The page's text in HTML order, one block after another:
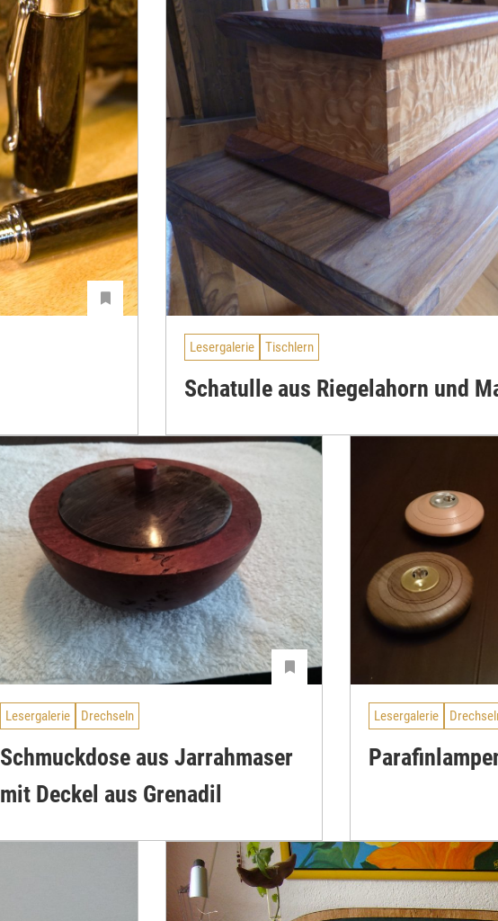
Lesergalerie Tischlern
Schatulle aus Riegelahorn und
Lesergalerie Drechseln
Schmuckdose aus Jarrahmaser
mit Deckel aus Grenadil
Lesergalerie